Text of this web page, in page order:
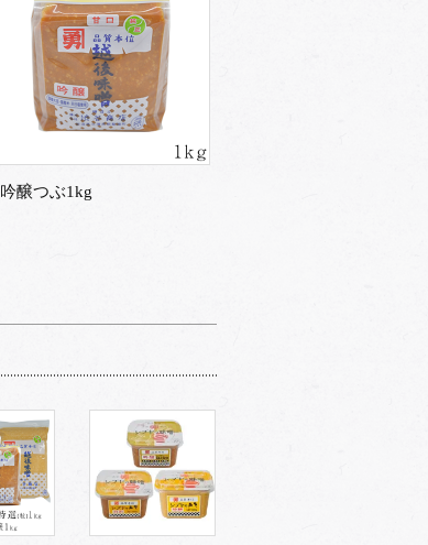
吟醸つぶ1kg